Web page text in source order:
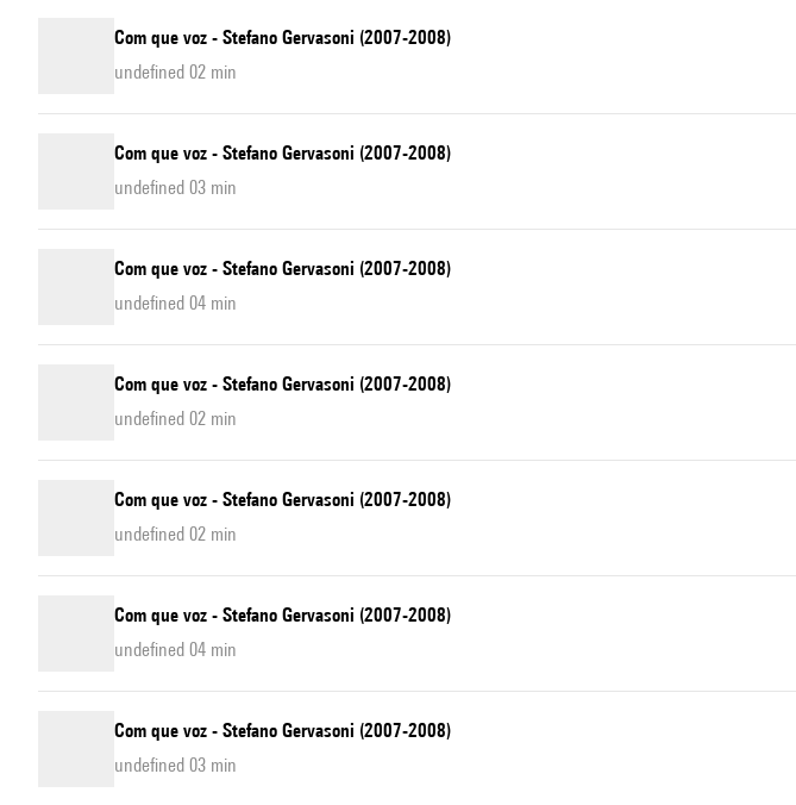
Com que voz - Stefano Gervasoni (2007-2008)
undefined 02 min
Com que voz - Stefano Gervasoni (2007-2008)
undefined 03 min
Com que voz - Stefano Gervasoni (2007-2008)
undefined 04 min
Com que voz - Stefano Gervasoni (2007-2008)
undefined 02 min
Com que voz - Stefano Gervasoni (2007-2008)
undefined 02 min
Com que voz - Stefano Gervasoni (2007-2008)
undefined 04 min
Com que voz - Stefano Gervasoni (2007-2008)
undefined 03 min